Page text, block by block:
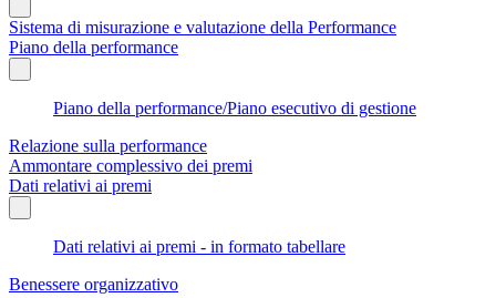
Sistema di misurazione e valutazione della Performance
Piano della performance
Piano della performance/Piano esecutivo di gestione
Relazione sulla performance
Ammontare complessivo dei premi
Dati relativi ai premi
Dati relativi ai premi - in formato tabellare
Benessere organizzativo